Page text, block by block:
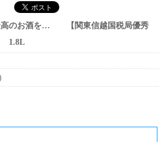
高のお酒を… 【関東信越国税局優秀
1.8L